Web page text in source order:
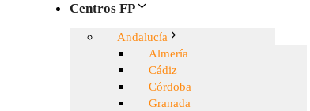
Centros FP
Andalucía
Almería
Cádiz
Córdoba
Granada